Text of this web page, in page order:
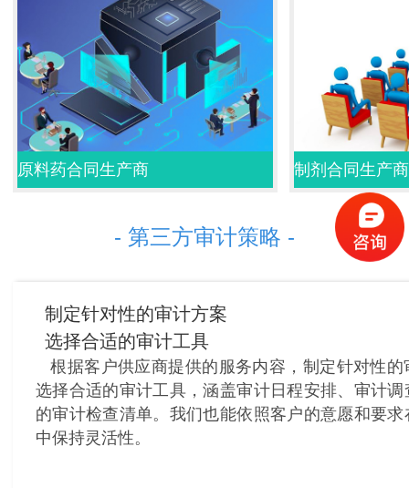
原料药合同生产商 制剂合同生产商
- 第三方审计策略 -
制定针对性的审计方案
选择合适的审计工具
根据客户供应商提供的服务内容，制定针对性的
选择合适的审计工具，涵盖审计日程安排、审计调
的审计检查清单。我们也能依照客户的意愿和要求
中保持灵活性。